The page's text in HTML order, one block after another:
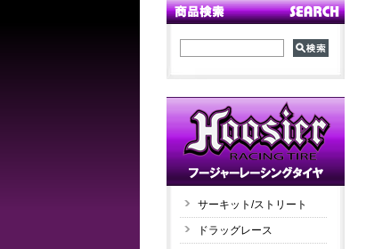
サーキット/ストリート
ドラッグレース